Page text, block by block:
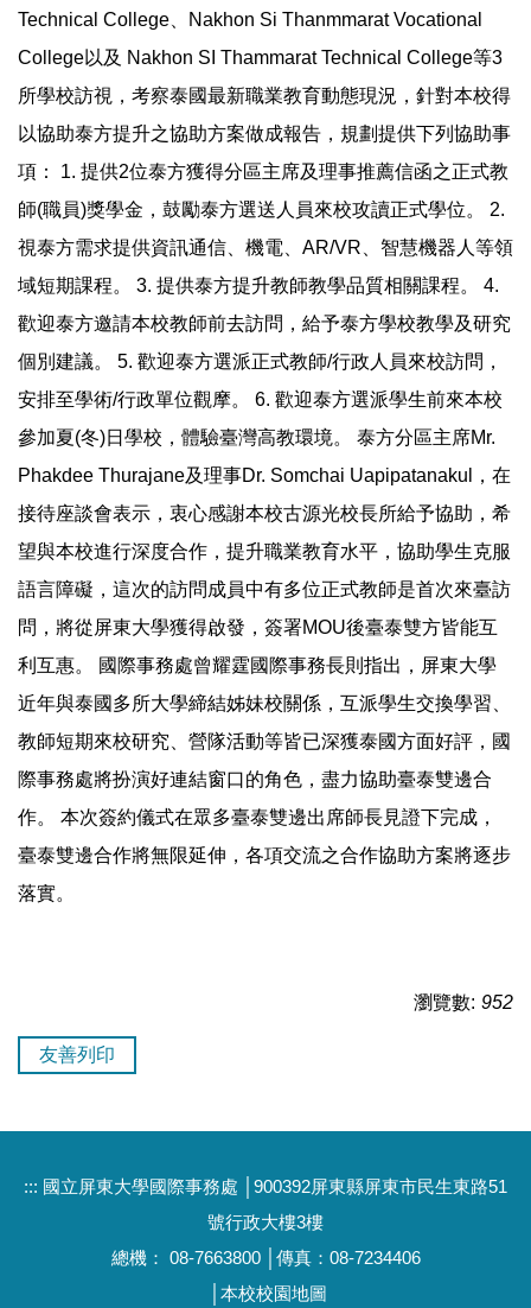
Technical College、Nakhon Si Thanmmarat Vocational
College以及 Nakhon SI Thammarat Technical College等3
所學校訪視，考察泰國最新職業教育動態現況，針對本校得
以協助泰方提升之協助方案做成報告，規劃提供下列協助事
項： 1. 提供2位泰方獲得分區主席及理事推薦信函之正式教
師(職員)獎學金，鼓勵泰方選送人員來校攻讀正式學位。 2.
視泰方需求提供資訊通信、機電、AR/VR、智慧機器人等領
域短期課程。 3. 提供泰方提升教師教學品質相關課程。 4.
歡迎泰方邀請本校教師前去訪問，給予泰方學校教學及研究
個別建議。 5. 歡迎泰方選派正式教師/行政人員來校訪問，
安排至學術/行政單位觀摩。 6. 歡迎泰方選派學生前來本校
參加夏(冬)日學校，體驗臺灣高教環境。 泰方分區主席Mr.
Phakdee Thurajane及理事Dr. Somchai Uapipatanakul，在
接待座談會表示，衷心感謝本校古源光校長所給予協助，希
望與本校進行深度合作，提升職業教育水平，協助學生克服
語言障礙，這次的訪問成員中有多位正式教師是首次來臺訪
問，將從屏東大學獲得啟發，簽署MOU後臺泰雙方皆能互
利互惠。 國際事務處曾耀霆國際事務長則指出，屏東大學
近年與泰國多所大學締結姊妹校關係，互派學生交換學習、
教師短期來校研究、營隊活動等皆已深獲泰國方面好評，國
際事務處將扮演好連結窗口的角色，盡力協助臺泰雙邊合
作。 本次簽約儀式在眾多臺泰雙邊出席師長見證下完成，
臺泰雙邊合作將無限延伸，各項交流之合作協助方案將逐步
落實。
瀏覽數: 952
友善列印
::: 國立屏東大學國際事務處 │900392屏東縣屏東市民生東路51
號行政大樓3樓
總機： 08-7663800 │傳真：08-7234406
本校校園地圖